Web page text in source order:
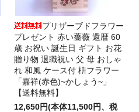
プリザーブドフラワー
プレゼント 赤い薔薇 還暦 60
歳 お祝い 誕生日 ギフト お花
贈り物 退職祝い 父 母 おしゃ
れ 和風 ケース付 枡フラワー
「嘉祥(赤色)~かしょう~」
【送料無料】
12,650円(本体11,500円、税